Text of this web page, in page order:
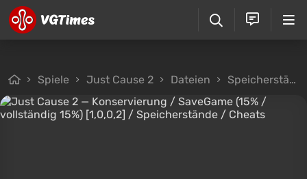
Spiele Just Cause 2 Dateien Speicherstände